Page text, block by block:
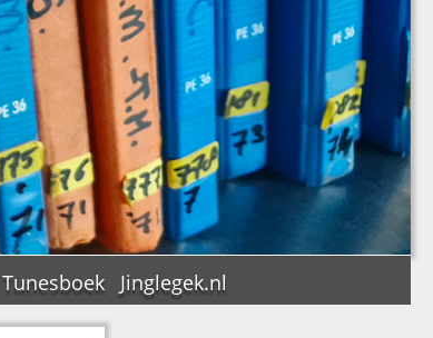
Tunesboek Jinglegek.nl